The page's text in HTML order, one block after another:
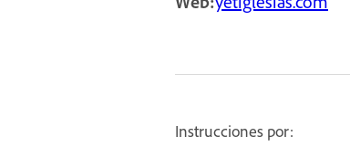
Instrucciones por: